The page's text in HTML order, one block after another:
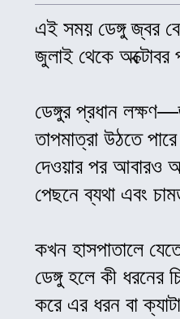
এই সময় ডেঙ্গু জ্বর
জুলাই থেকে অক্টোবর
ডেঙ্গুর প্রধান
তাপমাত্রা উঠতে
দেওয়ার পর আবারও
পেছনে ব্যথা এবং
কখন হাসপাতালে
ডেঙ্গু হলে কী ধরনের
করে এর ধরন বা